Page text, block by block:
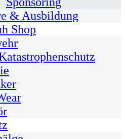
& Ausbildung
Shop